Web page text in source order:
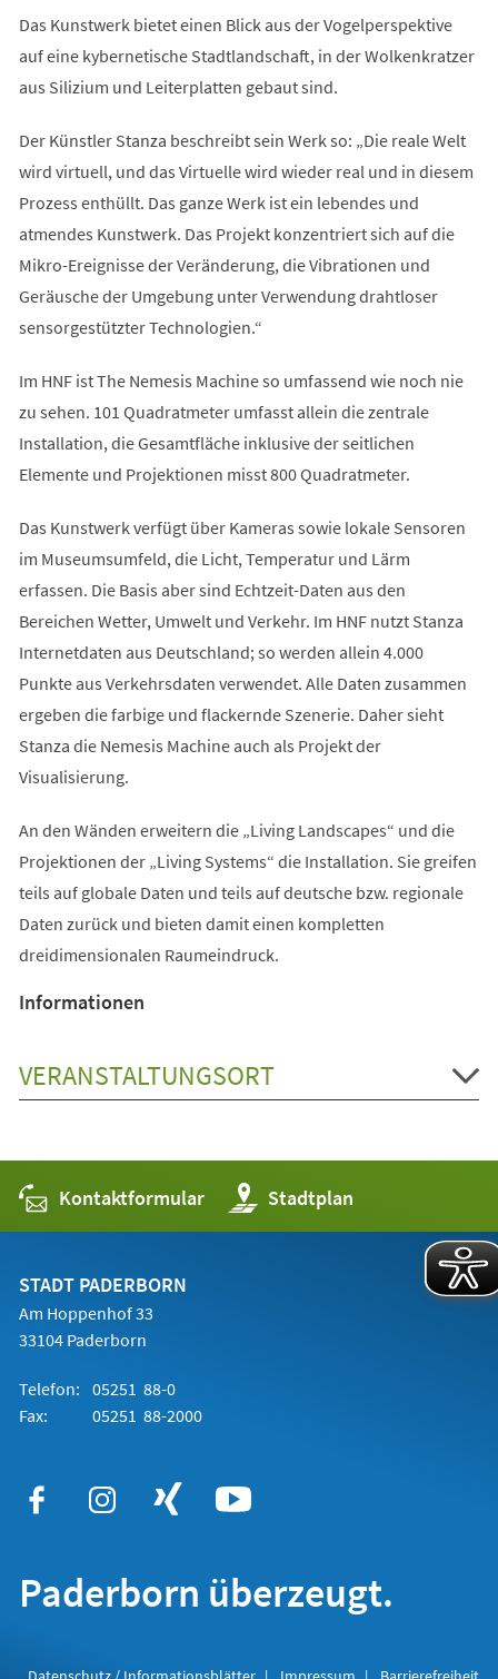
Das Kunstwerk bietet einen Blick aus der Vogelperspektive
auf eine kybernetische Stadtlandschaft, in der Wolkenkratzer
aus Silizium und Leiterplatten gebaut sind.
Der Künstler Stanza beschreibt sein Werk so: „Die reale Welt
wird virtuell, und das Virtuelle wird wieder real und in diesem
Prozess enthüllt. Das ganze Werk ist ein lebendes und
atmendes Kunstwerk. Das Projekt konzentriert sich auf die
Mikro-Ereignisse der Veränderung, die Vibrationen und
Geräusche der Umgebung unter Verwendung drahtloser
sensorgestützter Technologien.“
Im HNF ist The Nemesis Machine so umfassend wie noch nie
zu sehen. 101 Quadratmeter umfasst allein die zentrale
Installation, die Gesamtfläche inklusive der seitlichen
Elemente und Projektionen misst 800 Quadratmeter.
Das Kunstwerk verfügt über Kameras sowie lokale Sensoren
im Museumsumfeld, die Licht, Temperatur und Lärm
erfassen. Die Basis aber sind Echtzeit-Daten aus den
Bereichen Wetter, Umwelt und Verkehr. Im HNF nutzt Stanza
Internetdaten aus Deutschland; so werden allein 4.000
Punkte aus Verkehrsdaten verwendet. Alle Daten zusammen
ergeben die farbige und flackernde Szenerie. Daher sieht
Stanza die Nemesis Machine auch als Projekt der
Visualisierung.
An den Wänden erweitern die „Living Landscapes“ und die
Projektionen der „Living Systems“ die Installation. Sie greifen
teils auf globale Daten und teils auf deutsche bzw. regionale
Daten zurück und bieten damit einen kompletten
dreidimensionalen Raumeindruck.
Informationen
VERANSTALTUNGSORT
Kontaktformular Stadtplan
(Öffnet
in
einem
STADT PADERBORN
Am Hoppenhof 33
33104 Paderborn
Telefon: 05251 88-0
Fax:
05251 88-2000
Paderborn überzeugt.